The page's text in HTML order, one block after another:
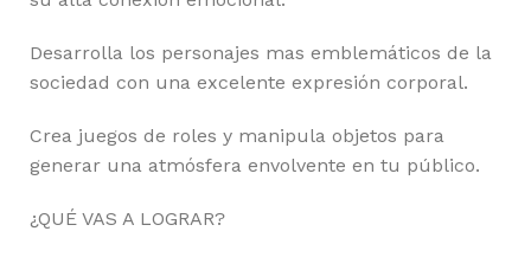
Desarrolla los personajes mas emblemáticos de la
sociedad con una excelente expresión corporal.
Crea juegos de roles y manipula objetos para
generar una atmósfera envolvente en tu público.
¿QUÉ VAS A LOGRAR?